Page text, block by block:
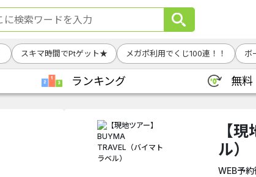
スキマ時間でPtゲット★ メガポ利用でくじ100連！！ ボ
ランキング 無料
【
ル）
WEB予